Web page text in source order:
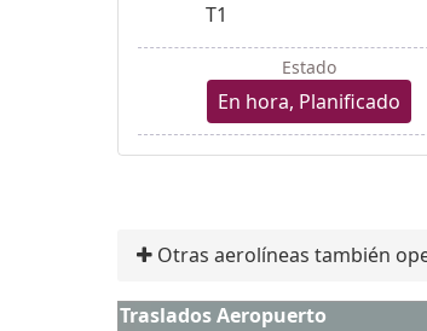
T1
Estado
En hora, Planificado
Otras aerolíneas también
Traslados Aeropuerto